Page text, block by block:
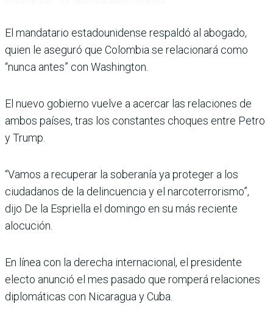
El mandatario estadounidense respaldó al abogado,
quien le aseguró que Colombia se relacionará como
“nunca antes” con Washington.
El nuevo gobierno vuelve a acercar las relaciones de
ambos países, tras los constantes choques entre Petro
y Trump.
“Vamos a recuperar la soberanía ya proteger a los
ciudadanos de la delincuencia y el narcoterrorismo”,
dijo De la Espriella el domingo en su más reciente
alocución.
En línea con la derecha internacional, el presidente
electo anunció el mes pasado que romperá relaciones
diplomáticas con Nicaragua y Cuba.